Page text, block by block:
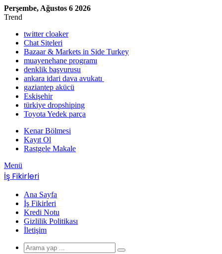
Perşembe, Ağustos 6 2026
Trend
twitter cloaker
Chat Siteleri
Bazaar & Markets in Side Turkey
muayenehane programı
denklik başvurusu
ankara idari dava avukatı
gaziantep akücü
Eskişehir
türkiye dropshiping
Toyota Yedek parça
Kenar Bölmesi
Kayıt Ol
Rastgele Makale
Menü
İş Fikirleri
Ana Sayfa
İş Fikirleri
Kredi Notu
Gizlilik Politikası
İletişim